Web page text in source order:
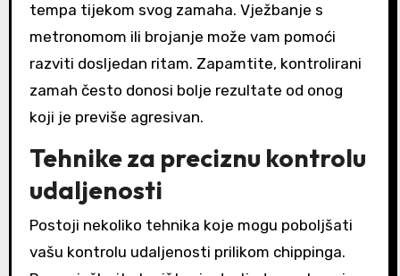
tempa tijekom svog zamaha. Vježbanje s
metronomom ili brojanje može vam pomoći
razviti dosljedan ritam. Zapamtite, kontrolirani
zamah često donosi bolje rezultate od onog
koji je previše agresivan.
Tehnike za preciznu kontrolu
udaljenosti
Postoji nekoliko tehnika koje mogu poboljšati
vašu kontrolu udaljenosti prilikom chippinga.